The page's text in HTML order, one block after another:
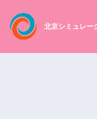
北京シミュレー